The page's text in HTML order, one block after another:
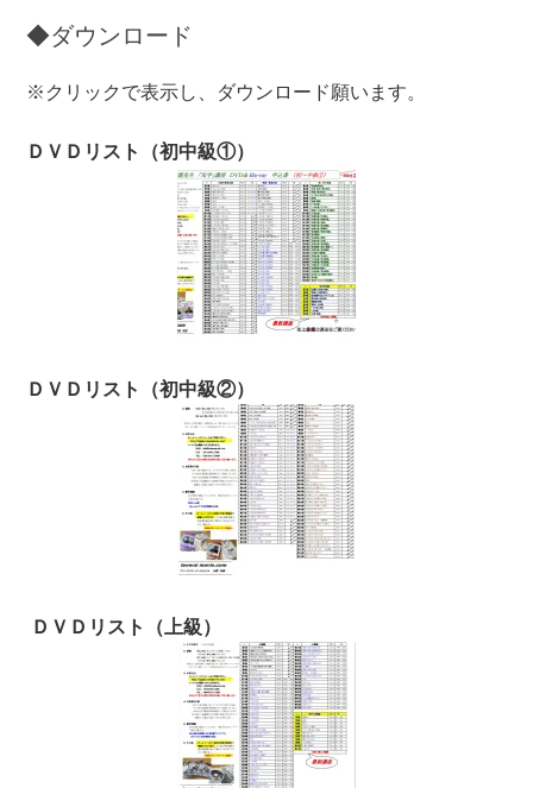
◆ダウンロード
※クリックで表示し、ダウンロード願います。
ＤＶＤリスト（初中級①）
ＤＶＤリスト（初中級②）
ＤＶＤリスト（上級）